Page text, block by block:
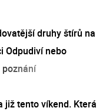
druhy štírů na
Odpudiví nebo
již tento víkend. Která